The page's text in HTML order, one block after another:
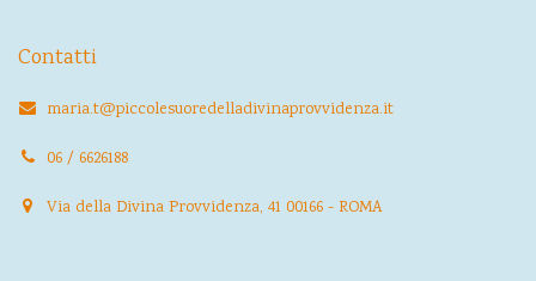
Contatti
maria.t@piccolesuoredelladivinaprovvidenza.it
06 / 6626188
Via della Divina Provvidenza, 41 00166 - ROMA